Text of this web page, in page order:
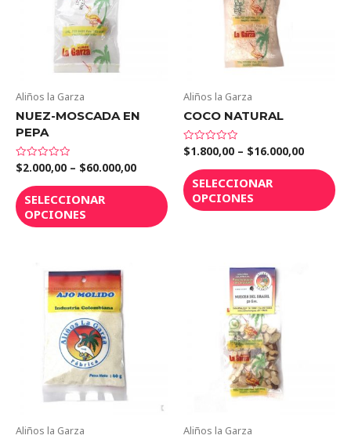
Aliños la Garza
NUEZ-MOSCADA EN
PEPA
Valorado
en
de
5
$2.000,00 – $60.000,00
SELECCIONAR
OPCIONES
Aliños la Garza
COCO NATURAL
Valorado
en
de
5
$1.800,00 – $16.000,00
SELECCIONAR
OPCIONES
Aliños la Garza Aliños la Garza